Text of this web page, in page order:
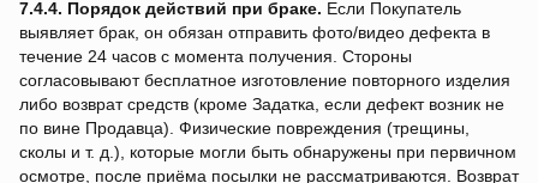
7.4.4. Порядок действий при браке. Если Покупатель
выявляет брак, он обязан отправить фото/видео дефекта в
течение 24 часов с момента получения. Стороны
согласовывают бесплатное изготовление повторного изделия
либо возврат средств (кроме Задатка, если дефект возник не
по вине Продавца). Физические повреждения (трещины,
сколы и т. д.), которые могли быть обнаружены при первичном
осмотре, после приёма посылки не рассматриваются. Возврат